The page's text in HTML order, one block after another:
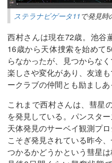
ステラナビゲータ11 で発見時
西村さんは現在72歳。池谷
16歳から天体捜索を始めて
らなかったが、見つからな
楽しさや変化があり、友達
ークラブの仲間とも励ましあ
これまで西村さんは、彗星
を発見している。パンスタ
天体発見のサーベイ観測プ
こそぎ発見されている昨今
つかるかどうかという彗星